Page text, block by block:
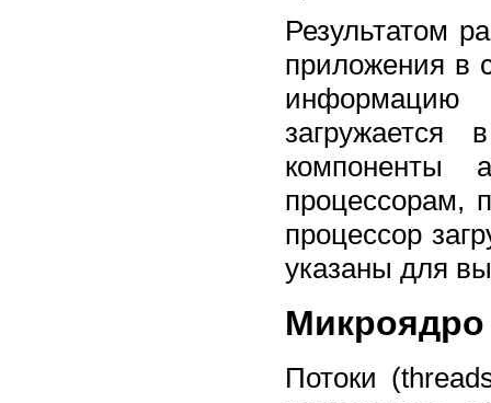
Результатом
приложения в
информацию
компоненты
процессорам,
процессор
указаны для
Потоки